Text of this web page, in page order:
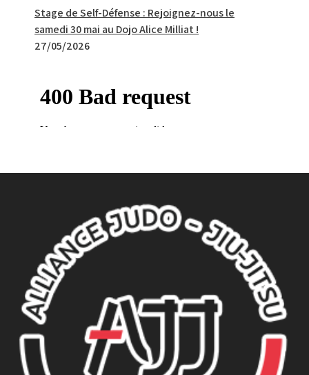
Stage de Self-Défense : Rejoignez-nous le
samedi 30 mai au Dojo Alice Milliat !
27/05/2026